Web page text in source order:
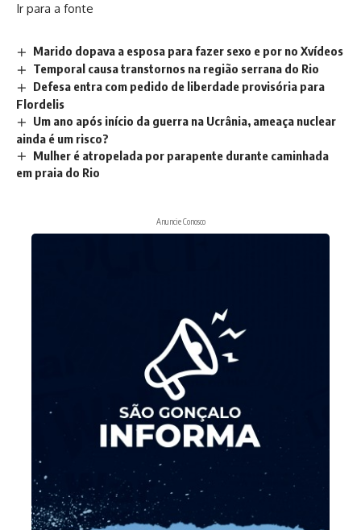
Ir para a fonte
Marido dopava a esposa para fazer sexo e por no Xvídeos
Temporal causa transtornos na região serrana do Rio
Defesa entra com pedido de liberdade provisória para
Flordelis
Um ano após início da guerra na Ucrânia, ameaça nuclear
ainda é um risco?
Mulher é atropelada por parapente durante caminhada
em praia do Rio
Anuncie Conosco